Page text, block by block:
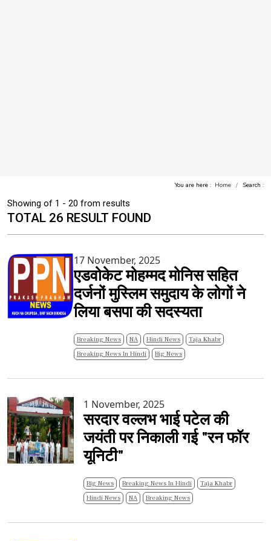
You are here : Home Search :
Showing of 1 - 20 from results
TOTAL 26 RESULT FOUND
17 November, 2025
एडवोकेट मोहम्मद मोनिस सहित
दर्जनों मुस्लिम समुदाय के लोगों ने
लिया बसपा की सदस्यता
Breaking News NA Hindi News
Taja Khabr
Breaking News In Hindi
Big News
1 November, 2025
सरदार वल्लभ भाई पटेल की
जयंती पर निकाली गई "रन फॉर
यूनिटी"
Big News Breaking News In Hindi
Taja Khabr
Hindi News
NA Breaking News